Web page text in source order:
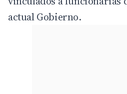
actual Gobierno.